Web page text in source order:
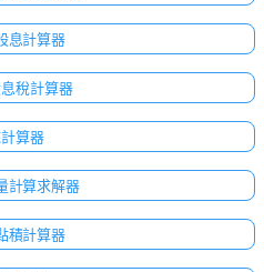
息計算器
稅計算器
算器
計算求解器
積計算器